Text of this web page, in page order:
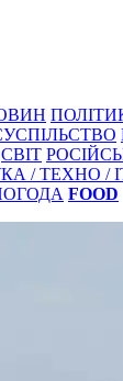
СВІТ
/ ТЕХНО /
FOOD